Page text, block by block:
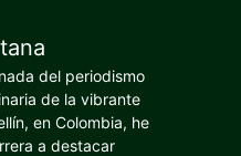
del periodismo
de la vibrante
en Colombia, he
a destacar